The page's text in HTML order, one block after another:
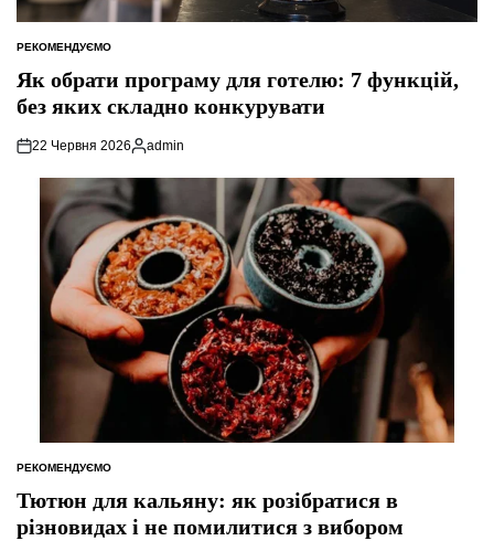
ОПУБЛІКУВАТИ
У
РЕКОМЕНДУЄМО
Як обрати програму для готелю: 7 функцій,
без яких складно конкурувати
22 Червня 2026
Опубліковано
admin
ОПУБЛІКУВАТИ
У
РЕКОМЕНДУЄМО
Тютюн для кальяну: як розібратися в
різновидах і не помилитися з вибором